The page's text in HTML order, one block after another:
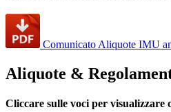
Comunicato Aliquote IMU
Aliquote &
Cliccare sulle voci per visualizzare